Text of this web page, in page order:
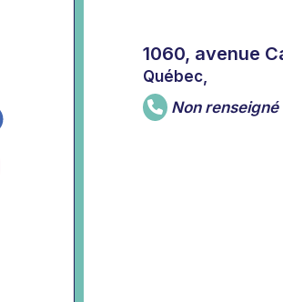
1060, avenue
Québec,
Non renseigné